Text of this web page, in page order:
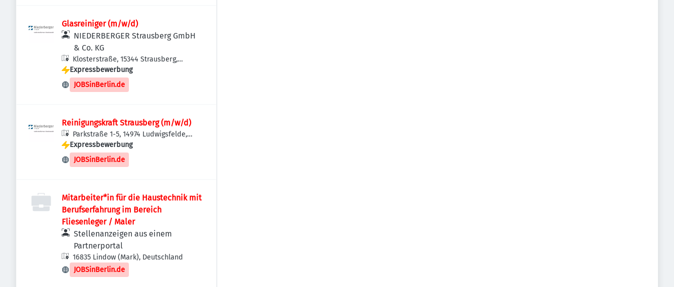
Glasreiniger (m/w/d)
NIEDERBERGER Strausberg GmbH
& Co. KG
Klosterstraße, 15344 Strausberg,
Deutschland
Expressbewerbung
JOBSinBerlin.de
Reinigungskraft Strausberg (m/w/d)
Parkstraße 1-5, 14974 Ludwigsfelde,
Deutschland
Expressbewerbung
JOBSinBerlin.de
Mitarbeiter*in für die Haustechnik mit
Berufserfahrung im Bereich
Fliesenleger / Maler
Stellenanzeigen aus einem
Partnerportal
16835 Lindow (Mark), Deutschland
JOBSinBerlin.de